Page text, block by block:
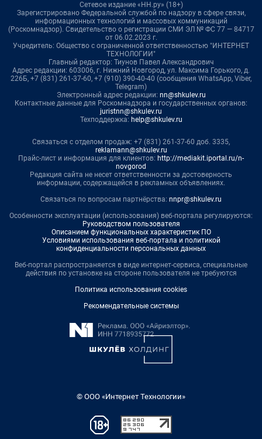
Сетевое издание «НН.ру» (18+)
Зарегистрировано Федеральной службой по надзору в сфере связи,
информационных технологий и массовых коммуникаций
(Роскомнадзор). Свидетельство о регистрации СМИ ЭЛ № ФС 77 — 84717
от 06.02.2023 г.
Учредитель: Общество с ограниченной ответственностью "ИНТЕРНЕТ
ТЕХНОЛОГИИ"
Главный редактор: Тиунов Павел Александрович
Адрес редакции: 603006, г. Нижний Новгород, ул. Максима Горького, д.
226Б, +7 (831) 261-37-60, +7 (910) 390-40-40 (сообщения WhatsApp, Viber,
Telegram)
Электронный адрес редакции: nn@shkulev.ru
Контактные данные для Роскомнадзора и государственных органов:
juristnn@shkulev.ru
Техподдержка: help@shkulev.ru
Связаться с отделом продаж: +7 (831) 261-37-60 доб. 3335,
reklamann@shkulev.ru
Прайс-лист и информация для клиентов: http://mediakit.iportal.ru/n-
novgorod
Редакция сайта не несет ответственности за достоверность
информации, содержащейся в рекламных объявлениях.
Связаться по вопросам партнёрства: nnpr@shkulev.ru
Особенности эксплуатации (использования) веб-портала регулируются:
Руководством пользователя
Описанием функциональных характеристик ПО
Условиями использования веб-портала и политикой
конфиденциальности персональных данных
Веб-портал распространяется в виде интернет-сервиса, специальные
действия по установке на стороне пользователя не требуются
Политика использования cookies
Рекомендательные системы
© ООО «Интернет Технологии»